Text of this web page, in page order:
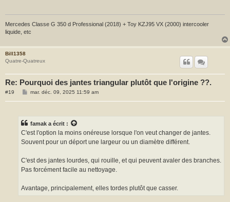
Mercedes Classe G 350 d Professional (2018) + Toy KZJ95 VX (2000) intercooler
liquide, etc
Bill1358
Quatre-Quatreux
Re: Pourquoi des jantes triangular plutôt que l'origine ??.
#19
M
g
mar. déc. 09, 2025 11:59 am
famak a écrit :
C'est l'option la moins onéreuse lorsque l'on veut changer de jantes.
Souvent pour un déport une largeur ou un diamètre différent.
C'est des jantes lourdes, qui rouille, et qui peuvent avaler des branches.
Pas forcément facile au nettoyage.
Avantage, principalement, elles tordes plutôt que casser.